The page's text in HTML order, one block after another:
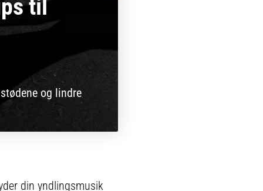
til
og lindre
din yndlingsmusik